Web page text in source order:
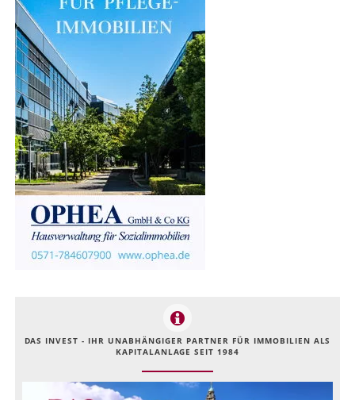
DAS INVEST - IHR UNABHÄNGIGER PARTNER FÜR IMMOBILIEN ALS
KAPITALANLAGE SEIT 1984